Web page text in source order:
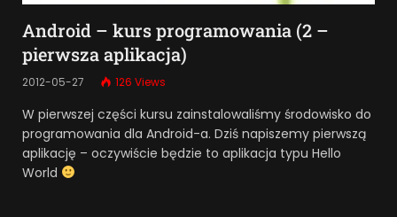
Android – kurs programowania (2 –
pierwsza aplikacja)
2012-05-27 126 Views
W pierwszej części kursu zainstalowaliśmy środowisko do
programowania dla Android-a. Dziś napiszemy pierwszą
aplikację – oczywiście będzie to aplikacja typu Hello
World